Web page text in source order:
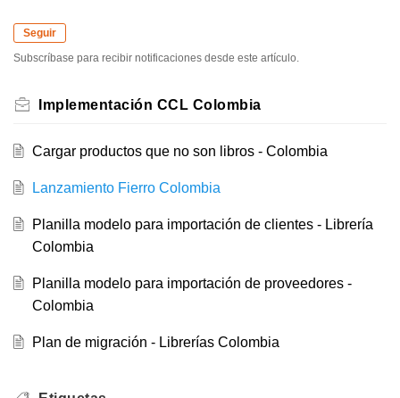
Seguir
Subscríbase para recibir notificaciones desde este artículo.
Implementación CCL Colombia
Cargar productos que no son libros - Colombia
Lanzamiento Fierro Colombia
Planilla modelo para importación de clientes - Librería
Colombia
Planilla modelo para importación de proveedores -
Colombia
Plan de migración - Librerías Colombia